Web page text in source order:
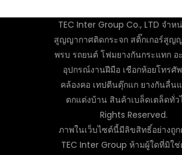
TEC Inter Group Co., LTD จำห
สูญญากาศติดกระจก สติ๊กเกอร์สูญ
พรบ รถยนต์ โฟมยางกันกระแทก อ
อุปกรณ์งานฝีมือ เชือกห้อยโทรศั
คล้องคอ เทปตีนตุ๊กแก ยางกันลื่น
ตกแต่งบ้าน สินค้าเบล็ดเตล็ดทั่ว
Rights Reserved.
ภาพในเว็บไซต์นี้มีลิขสิทธิ์อย่างถูก
TEC Inter Group ห้ามผู้ใดที่มิใ